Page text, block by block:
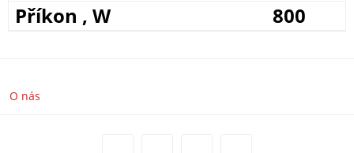
Příkon , W
800
O nás